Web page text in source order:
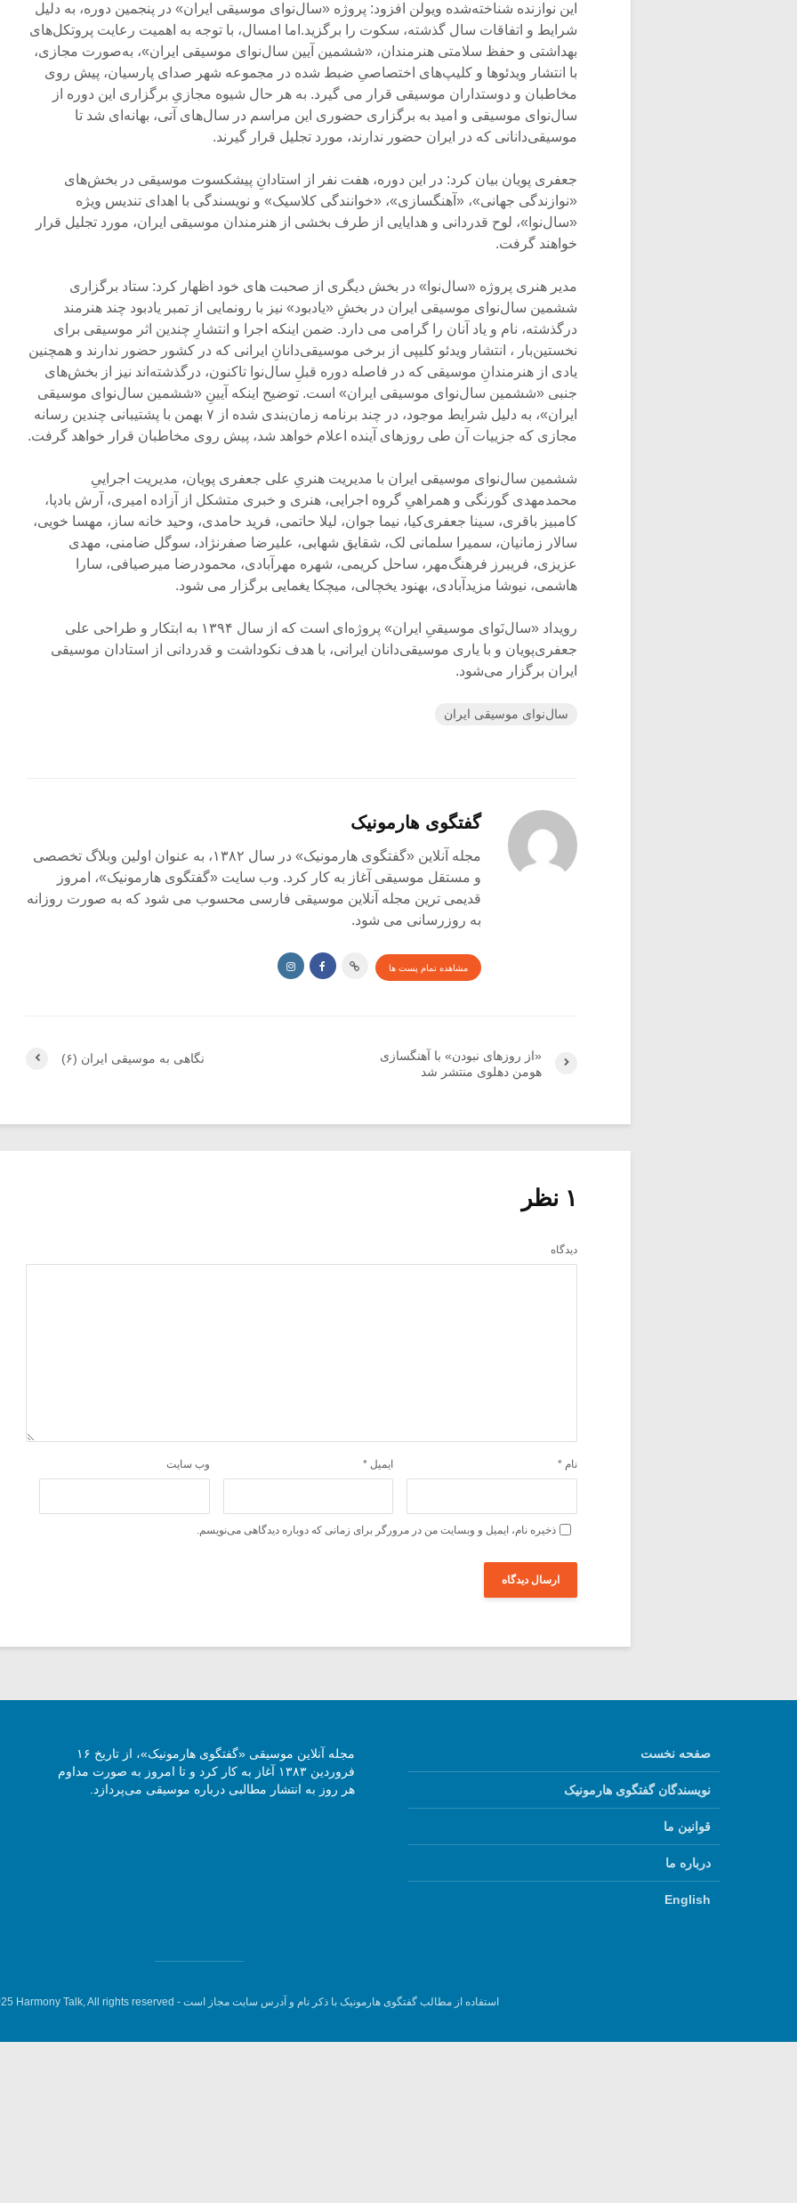
این نوازنده شناخته‌شده‌ ویولن افزود: پروژه «سال‌نوای موسیقی ایران» در پنجمین دوره، به دلیل
شرایط و اتفاقات سال گذشته، سکوت را برگزید.اما امسال، با توجه به اهمیت رعایت پروتکل‌های
بهداشتی و حفظ سلامتی هنرمندان، «ششمین آیین سال‌نوای موسیقی ایران»، به‌صورت مجازی،
با انتشار ویدئوها و کلیپ‌های اختصاصیِ ضبط شده در مجموعه شهر صدای پارسیان، پیش روی
مخاطبان و دوستداران موسیقی قرار می گیرد. به هر حال شیوه‌ مجازیِ برگزاری این دوره از
سال‌نوای موسیقی و امید به برگزاری حضوری این مراسم در سال‌های آتی، بهانه‌ای شد تا
موسیقی‌دانانی که در ایران حضور ندارند، مورد تجلیل قرار گیرند.
جعفری پویان بیان کرد: در این دوره، هفت نفر از استادانِ پیشکسوت موسیقی در بخش‌های
«نوازندگی جهانی»، «آهنگسازی»، «خوانندگی کلاسیک» و نویسندگی با اهدای تندیس ویژه‌
«سال‌نوا»، لوح قدردانی و هدایایی از طرف بخشی از هنرمندان موسیقی ایران، مورد تجلیل قرار
خواهند گرفت.
مدیر هنری پروژه «سال‌نوا» در بخش دیگری از صحبت های خود اظهار کرد: ستاد برگزاری
ششمین سال‌نوای موسیقی ایران در بخشِ «یادبود» نیز با رونمایی از تمبر یادبود چند هنرمند
درگذشته، نام و یاد آنان را گرامی می دارد. ضمن اینکه اجرا و انتشارِ چندین اثر موسیقی برای
نخستین‌بار ، انتشار ویدئو کلیپی از برخی موسیقی‌دانانِ ایرانی که در کشور حضور ندارند و همچنین
یادی از هنرمندانِ موسیقی که در فاصله‌ دوره‌ قبلِ سال‌نوا تاکنون، درگذشته‌اند نیز از بخش‌های
جنبی «ششمین‌ سال‌نوای موسیقی ایران» است. توضیح اینکه آیینِ «ششمین سال‌نوای موسیقی
ایران»، به دلیل شرایط موجود، در چند برنامه‌ زمان‌بندی شده از ۷ بهمن با پشتیبانی چندین رسانه‌
مجازی که جزییات آن طی روزهای آینده اعلام خواهد شد، پیش روی مخاطبان قرار خواهد گرفت.
ششمین سال‌نوای موسیقی ایران با مدیریت هنریِ علی جعفری پویان، مدیریت اجراییِ
محمدمهدی گورنگی و همراهیِ گروه اجرایی، هنری و خبری متشکل از آزاده امیری، آرش بادپا،
کامبیز باقری، سینا جعفری‌کیا، نیما جوان، لیلا حاتمی، فرید حامدی، وحید خانه ساز، مهسا خویی،
سالار زمانیان، سمیرا سلمانی لک‌، شقایق شهابی، علیرضا صفرنژاد، سوگل ضامنی، مهدی
عزیزی، فریبرز فرهنگ‌مهر، ساحل کریمی، شهره مهرآبادی، محمودرضا میرصیافی، سارا
هاشمی، نیوشا مزیدآبادی، بهنود یخچالی، میچکا یغمایی برگزار می شود.
رویداد «سال‌نَوای موسیقیِ ایران» پروژه‌ای است که از سال ۱۳۹۴ به ابتکار و طراحی علی
جعفری‌پویان و با یاری موسیقی‌دانان ایرانی، با هدف نکوداشت و قدردانی از استادان موسیقی
ایران برگزار می‌شود.
سال‌نوای موسیقی ایران
گفتگوی هارمونیک
مجله آنلاین «گفتگوی هارمونیک» در سال ۱۳۸۲، به عنوان اولین وبلاگ تخصصی
و مستقل موسیقی آغاز به کار کرد. وب سایت «گفتگوی هارمونیک»، امروز
قدیمی ترین مجله آنلاین موسیقی فارسی محسوب می شود که به صورت روزانه
به روزرسانی می شود.
مشاهده تمام پست ها
نگاهی به موسیقی ایران (۶)
«از روزهای نبودن» با آهنگسازی
هومن دهلوی منتشر شد
۱ نظر
دیدگاه
نام * ایمیل * وب‌ سایت
ذخیره نام، ایمیل و وبسایت من در مرورگر برای زمانی که دوباره دیدگاهی می‌نویسم.
صفحه نخست
نویسندگان گفتگوی هارمونیک
قوانین ما
درباره ما
English
مجله آنلاین موسیقی «گفتگوی هارمونیک»، از تاریخ ۱۶
فروردین ۱۳۸۳ آغاز به کار کرد و تا امروز به صورت مداوم
هر روز به انتشار مطالبی درباره موسیقی می‌پردازد.
استفاده از مطالب گفتگوی هارمونیک با ذکر نام و آدرس سایت مجاز است - Harmony Talk, All rights reserved.